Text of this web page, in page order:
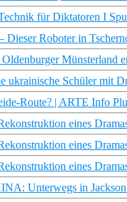
für Diktatoren I
Dieser Roboter in
Münsterland
ukrainische Schüler mit
Route? | ARTE Info
eines
eines
eines
Unterwegs in